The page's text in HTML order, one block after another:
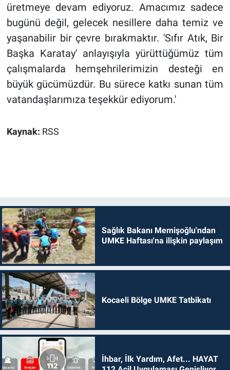
üretmeye devam ediyoruz. Amacımız sadece
bugünü değil, gelecek nesillere daha temiz ve
yaşanabilir bir çevre bırakmaktır. 'Sıfır Atık, Bir
Başka Karatay' anlayışıyla yürüttüğümüz tüm
çalışmalarda hemşehrilerimizin desteği en
büyük gücümüzdür. Bu sürece katkı sunan tüm
vatandaşlarımıza teşekkür ediyorum.'
Kaynak: RSS
Sağlık Bakanı Memişoğlu'ndan
UMKE Haftası'na ilişkin paylaşım
Kocaeli Bölge UMKE Tatbikatı
İhbar, İlk Yardım, Afet... HAYAT